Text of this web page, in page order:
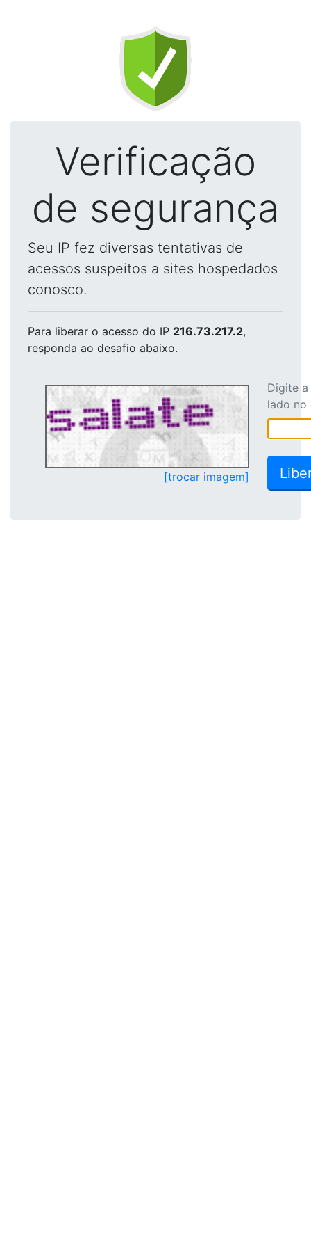
Verificação
de segurança
Seu IP fez diversas tentativas de
acessos suspeitos a sites hospedados
conosco.
Para liberar o acesso do IP 216.73.217.2,
responda ao desafio abaixo.
[trocar imagem]
Digite
lado no